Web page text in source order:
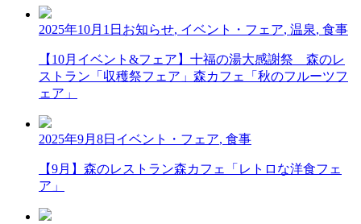
2025年10月1日 お知らせ, イベント・フェア, 温泉, 食事
【10月イベント&フェア】十福の湯大感謝祭 森のレ
ストラン「収穫祭フェア」森カフェ「秋のフルーツフ
ェア」
2025年9月8日 イベント・フェア, 食事
【9月】森のレストラン森カフェ「レトロな洋食フェ
ア」